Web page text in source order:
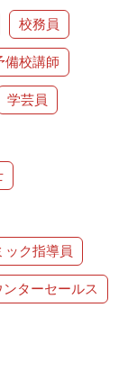
校務員
備校講師
学芸員
ック指導員
ンターセールス